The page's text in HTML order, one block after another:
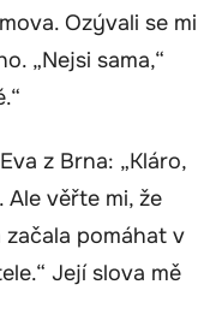
Ozývali se mi
„Nejsi sama,“
z Brna: „Kláro,
věřte mi, že
pomáhat v
Její slova mě